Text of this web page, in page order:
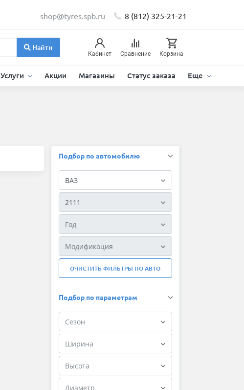
shop@tyres.spb.ru 8 (812) 325-21-21
Найти
Кабинет Сравнение Корзина
Услуги Акции Магазины Статус заказа Еще
Подбор по автомобилю
ОЧИСТИТЬ ФИЛЬТРЫ ПО АВТО
Подбор по параметрам